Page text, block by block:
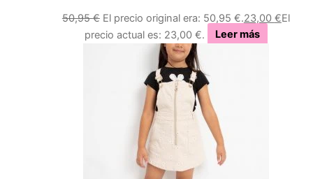
50,95€ El precio original era: 50,95 €.23,00 €El
precio actual es: 23,00 €.
Leer más